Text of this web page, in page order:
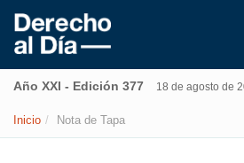
Año XXI - Edición 377 18 de agosto de
Inicio Nota de Tapa